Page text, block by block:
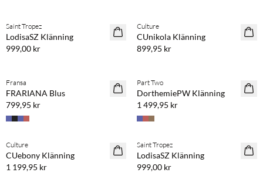
NYHET
Saint Tropez
LodisaSZ Klänning
999,00 kr
NYHET
Culture
CUnikola Klänning
899,95 kr
NYHET
Fransa
FRARIANA Blus
799,95 kr
NYHET
Part Two
DorthemiePW Klänning
1 499,95 kr
NYHET
Köp min. 2 & spara 20 %
Culture
CUebony Klänning
1 199,95 kr
NYHET
Köp min. 2 & spara 20 %
Saint Tropez
LodisaSZ Klänning
999,00 kr